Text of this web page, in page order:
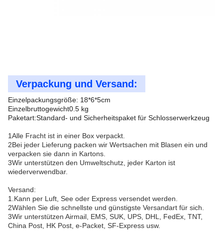
Verpackung und Versand:
Einzelpackungsgröße: 18*6*5cm
Einzelbruttogewicht0.5 kg
Paketart:Standard- und Sicherheitspaket für Schlosserwerkzeug
1Alle Fracht ist in einer Box verpackt.
2Bei jeder Lieferung packen wir Wertsachen mit Blasen ein und
verpacken sie dann in Kartons.
3Wir unterstützen den Umweltschutz, jeder Karton ist
wiederverwendbar.
Versand:
1.Kann per Luft, See oder Express versendet werden.
2Wählen Sie die schnellste und günstigste Versandart für sich.
3Wir unterstützen Airmail, EMS, SUK, UPS, DHL, FedEx, TNT,
China Post, HK Post, e-Packet, SF-Express usw.